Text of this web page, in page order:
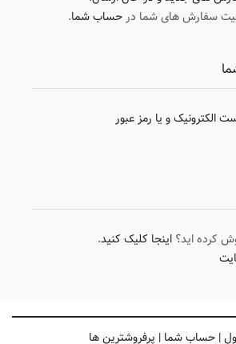
سفارش های شما درحساب شما.
الکترونیک و یا رمز عبور
کرده اید؟ اینجا کلیک کنید.
|حساب شما | پرفروشترین ها